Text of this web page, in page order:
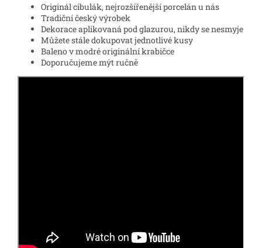
Originál cibulák, nejrozšířenější porcelán u nás
Tradiční český výrobek
Dekorace aplikovaná pod glazurou, nikdy se nesmyje
Můžete stále dokupovat jednotlivé kusy
Baleno v modré originální krabičce
Doporučujeme mýt ručně